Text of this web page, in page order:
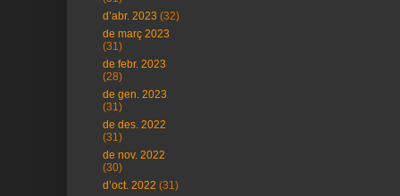
d’abr. 2023 (32)
de març 2023
(31)
de febr. 2023
(28)
de gen. 2023
(31)
de des. 2022
(31)
de nov. 2022
(30)
d’oct. 2022 (31)